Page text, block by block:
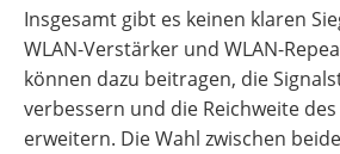
Insgesamt gibt es keinen klaren
WLAN-Verstärker und WLAN-
können dazu beitragen, die
verbessern und die Reichweite des
erweitern. Die Wahl zwischen